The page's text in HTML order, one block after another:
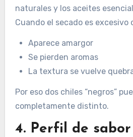
naturales y los aceites
Cuando el secado es excesivo
Aparece amargor
Se pierden aromas
La textura se vuelve
Por eso dos chiles “negros”
completamente distinto.
4. Perfil de